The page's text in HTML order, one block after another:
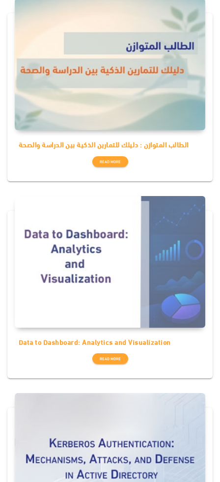
الطالب المتوازن : دليلك للتمارين الذكية بين الدراسة والصحة
READ MORE
Data to Dashboard: Analytics and Visualization
READ MORE